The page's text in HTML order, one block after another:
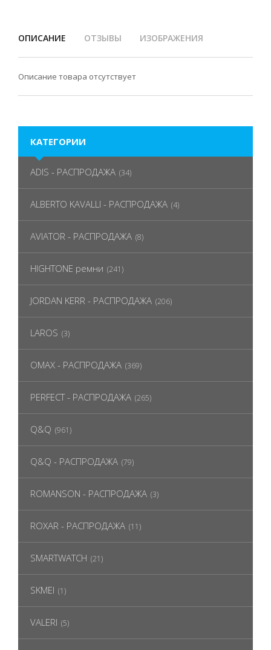
ОПИСАНИЕ ОТЗЫВЫ ИЗОБРАЖЕНИЯ
Описание товара отсутствует
КАТЕГОРИИ
ADIS - РАСПРОДАЖА (34)
ALBERTO KAVALLI - РАСПРОДАЖА (4)
AVIATOR - РАСПРОДАЖА (8)
HIGHTONE ремни (241)
JORDAN KERR - РАСПРОДАЖА (206)
LAROS (3)
OMAX - РАСПРОДАЖА (369)
PERFECT - РАСПРОДАЖА (265)
Q&Q (961)
Q&Q - РАСПРОДАЖА (79)
ROMANSON - РАСПРОДАЖА (3)
ROXAR - РАСПРОДАЖА (11)
SMARTWATCH (21)
SKMEI (1)
VALERI (5)